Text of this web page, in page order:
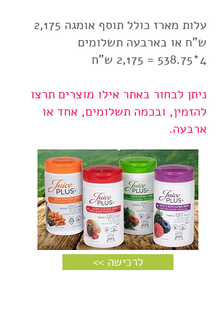
עלות מארז כולל תוסף אומגה 2,175
ש"ח או בארבעה תשלומים
4*538.75 = 2,175 ש"ח
ניתן לבחור באתר אילו מוצרים תרצו
להזמין, ובכמה תשלומים, אחד או
ארבעה.
<< לרכישה